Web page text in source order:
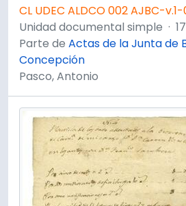
CL UDEC ALDCO 002 AJBC-
Unidad documental simple ·
Parte de Actas de la Junta de
Concepción
Pasco, Antonio